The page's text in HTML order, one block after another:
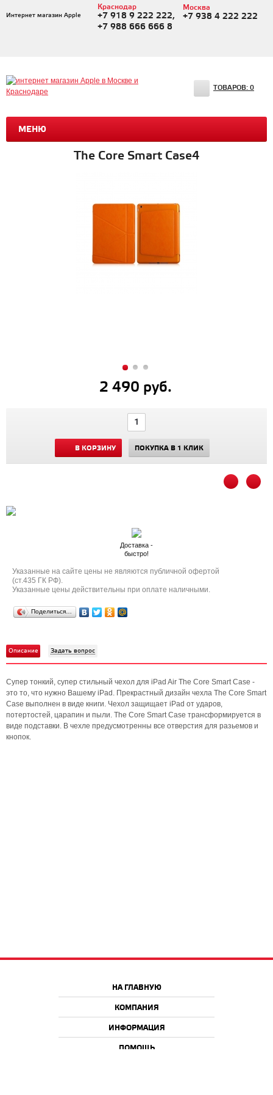
Интернет магазин Apple
Краснодар
+7 918 9 222 222,
+7 988 666 666 8
Москва
+7 938 4 222 222
МЕНЮ
ТОВАРОВ: 0
The Core Smart Case4
2 490 руб.
В КОРЗИНУ ПОКУПКА В 1 КЛИК
Доставка -
быстро!
Указанные на сайте цены не являются публичной офертой
(ст.435 ГК РФ).
Указанные цены действительны при оплате наличными.
Поделиться…
Описание Задать вопрос
Супер тонкий, супер стильный чехол для iPad Air The Core Smart Case -
это то, что нужно Вашему iPad. Прекрастный дизайн чехла The Core Smart
Case выполнен в виде книги. Чехол защищает iPad от ударов,
потертостей, царапин и пыли. The Core Smart Case трансформируется в
виде подставки. В чехле предусмотренны все отверстия для разьемов и
кнопок.
НА ГЛАВНУЮ
КОМПАНИЯ
ИНФОРМАЦИЯ
ПОМОЩЬ